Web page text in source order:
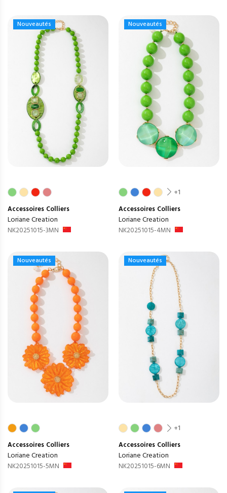
Nouveautés
Accessoires Colliers
Loriane Creation
NK20251015-3MN
Nouveautés
+1
Accessoires Colliers
Loriane Creation
NK20251015-4MN
Nouveautés
Accessoires Colliers
Loriane Creation
NK20251015-5MN
Nouveautés
+1
Accessoires Colliers
Loriane Creation
NK20251015-6MN